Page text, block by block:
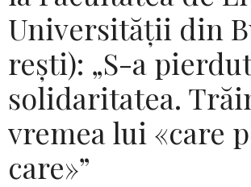
Universității din
rești): „S-a pierdut
solidaritatea.
vremea lui «care
care»”